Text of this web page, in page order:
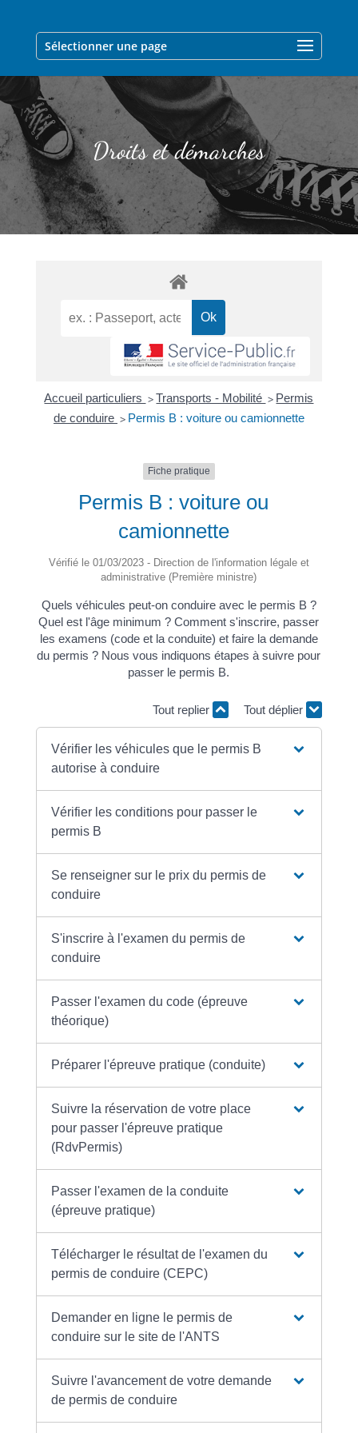
Sélectionner une page
Droits et démarches
Accueil particuliers > Transports - Mobilité > Permis
de conduire > Permis B : voiture ou camionnette
Fiche pratique
Permis B : voiture ou
camionnette
Vérifié le 01/03/2023 - Direction de l'information légale et
administrative (Première ministre)
Quels véhicules peut-on conduire avec le permis B ?
Quel est l'âge minimum ? Comment s'inscrire, passer
les examens (code et la conduite) et faire la demande
du permis ? Nous vous indiquons étapes à suivre pour
passer le permis B.
Tout replier Tout déplier
Vérifier les véhicules que le permis B
autorise à conduire
Vérifier les conditions pour passer le
permis B
Se renseigner sur le prix du permis de
conduire
S'inscrire à l'examen du permis de
conduire
Passer l'examen du code (épreuve
théorique)
Préparer l'épreuve pratique (conduite)
Suivre la réservation de votre place
pour passer l'épreuve pratique
(RdvPermis)
Passer l'examen de la conduite
(épreuve pratique)
Télécharger le résultat de l'examen du
permis de conduire (CEPC)
Demander en ligne le permis de
conduire sur le site de l'ANTS
Suivre l'avancement de votre demande
de permis de conduire